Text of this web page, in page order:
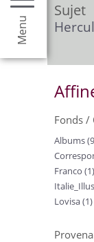
Menu
Sujet
Fonds /
Albums
Franco (1)
Lovisa (1)